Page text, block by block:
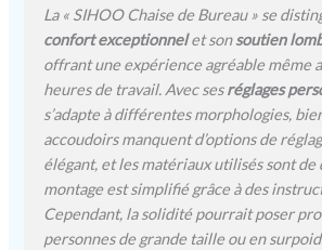
rembourré]
forme de W
garantie une
d’assise bien
bord avant du
en forme de
une pression
vos jambes
position
Le coussin
La « SIHOO Chaise de Bureau » se
confort exceptionnelet sonsoutien
offrant une expérience agréable même
heures de travail. Avec sesréglages
s’adapte à différentes morphologies,
accoudoirs manquent d’options de
élégant, et les matériaux utilisés sont de
montage est simplifié grâce à des
Cependant, la solidité pourrait poser
personnes de grande taille ou en